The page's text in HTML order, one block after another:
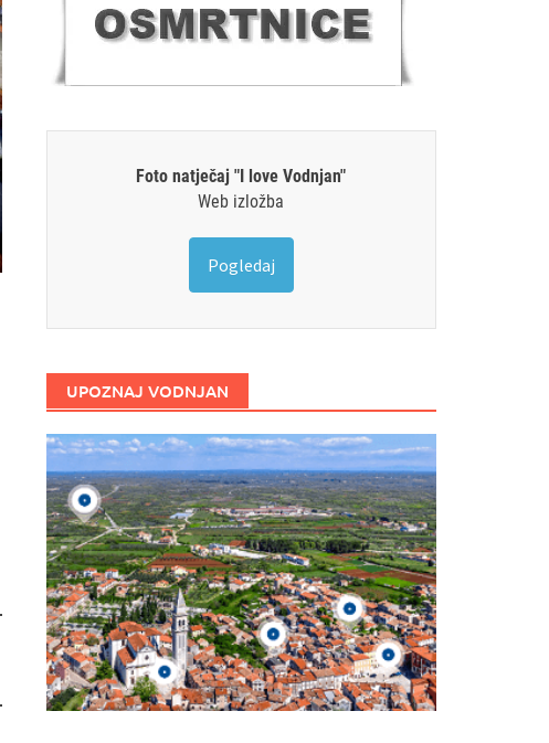
Foto natječaj "I love Vodnjan"
Web izložba
Pogledaj
UPOZNAJ VODNJAN